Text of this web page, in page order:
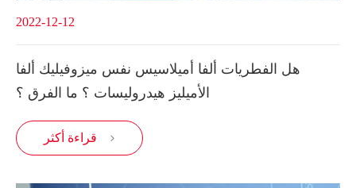
2022-12-12
هل الفطريات ألفا أميلاسيس نفس ميزوفيليك ألفا
الأميليز هيدروليسات ؟ ما الفرق ؟
قراءة أكثر 